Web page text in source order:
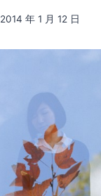
2014 年 1 月 12 日